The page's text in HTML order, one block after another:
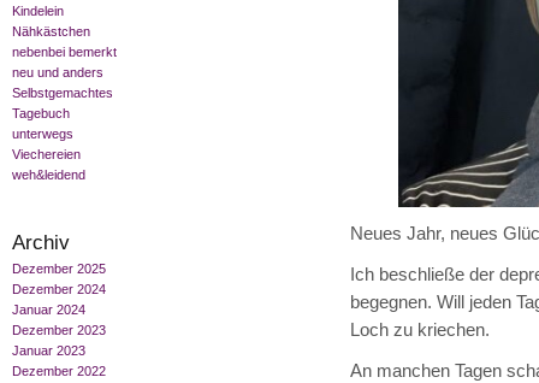
Kindelein
Nähkästchen
nebenbei bemerkt
neu und anders
Selbstgemachtes
Tagebuch
unterwegs
Viechereien
weh&leidend
Archiv
Dezember 2025
Dezember 2024
Januar 2024
Dezember 2023
Januar 2023
Dezember 2022
Neues Jahr, neues
Ich beschließe der
begegnen. Will jeden
Loch zu kriechen.
An manchen Tagen